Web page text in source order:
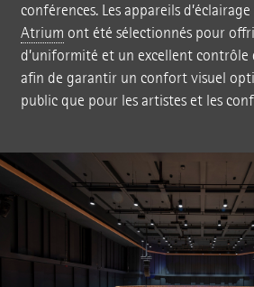
conférences. Les appareils d’éclairage
Atrium ont été sélectionnés pour
d’uniformité et un excellent contrôle
afin de garantir un confort visuel
public que pour les artistes et les